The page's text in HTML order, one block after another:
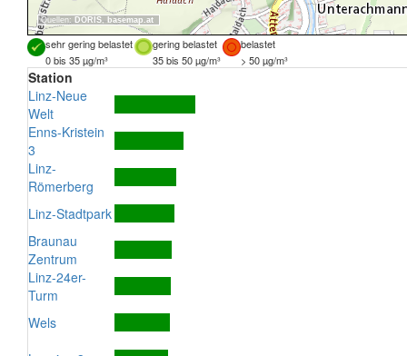
Quellen: DORIS, basemap.at
sehr gering belastet gering belastet
belastet
0 bis 35 µg/m³
35 bis 50 µg/m³ > 50 µg/m³
Station
Linz-Neue
Welt
Enns-Kristein
3
Linz-
Römerberg
Linz-Stadtpark
Braunau
Zentrum
Linz-24er-
Turm
Wels